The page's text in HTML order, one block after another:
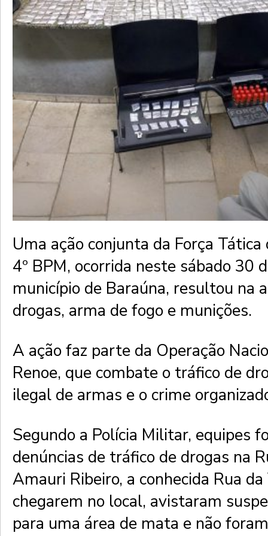
Uma ação conjunta da Força Tática
4º BPM, ocorrida neste sábado 30
município de Baraúna, resultou na
drogas, arma de fogo e munições.
A ação faz parte da Operação
Renoe, que combate o tráfico de
ilegal de armas e o crime
Segundo a Polícia Militar, equipes
denúncias de tráfico de drogas na
Amauri Ribeiro, a conhecida Rua da
chegarem no local, avistaram
para uma área de mata e não